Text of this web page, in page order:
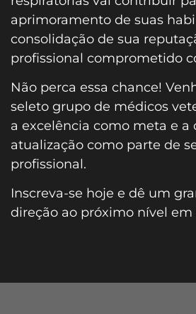
aprimoramento de suas
consolidação de sua
profissional comprometido
Não perca essa chance!
seleto grupo de médicos
a excelência como meta e a
atualização como parte de
profissional.
Inscreva-se hoje e dê um
direção ao próximo nível em